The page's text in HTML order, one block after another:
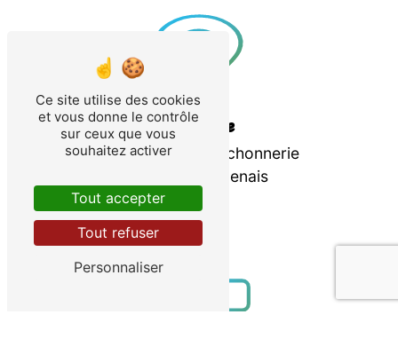
Adresse
97 Rue de la Mouchonnerie
44340 Bouguenais
Ce site utilise des cookies
et vous donne le contrôle
sur ceux que vous
souhaitez activer
Tout accepter
Tout refuser
Personnaliser